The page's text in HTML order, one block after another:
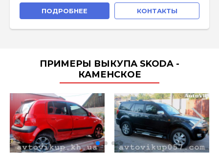
ПОДРОБНЕЕ КОНТАКТЫ
ПРИМЕРЫ ВЫКУПА SKODA -
КАМЕНСКОЕ